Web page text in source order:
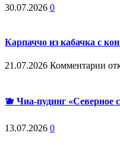
30.07.2026 0
Карпаччо из кабачка с
21.07.2026 Комментарии к
🫐 Чиа-пудинг «Северное
13.07.2026 0